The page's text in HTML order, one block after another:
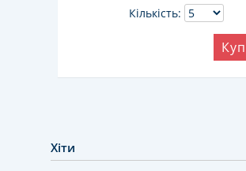
Кількість:
Хіти